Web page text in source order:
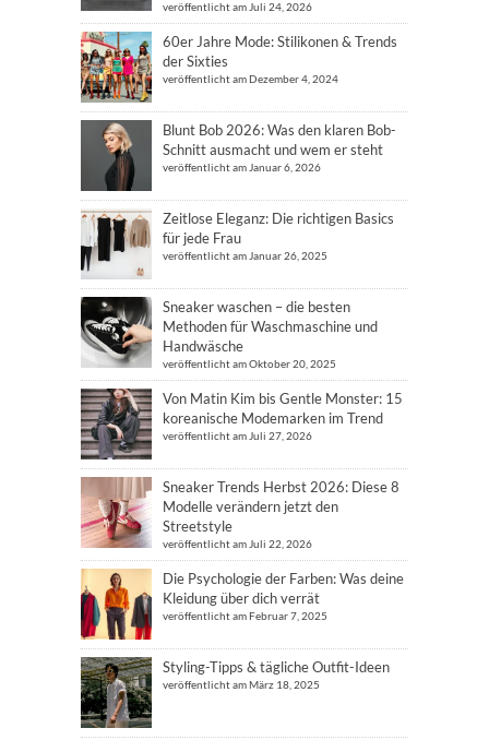
veröffentlicht am Juli 24, 2026
60er Jahre Mode: Stilikonen & Trends
der Sixties
veröffentlicht am Dezember 4, 2024
Blunt Bob 2026: Was den klaren Bob-
Schnitt ausmacht und wem er steht
veröffentlicht am Januar 6, 2026
Zeitlose Eleganz: Die richtigen Basics
für jede Frau
veröffentlicht am Januar 26, 2025
Sneaker waschen – die besten
Methoden für Waschmaschine und
Handwäsche
veröffentlicht am Oktober 20, 2025
Von Matin Kim bis Gentle Monster: 15
koreanische Modemarken im Trend
veröffentlicht am Juli 27, 2026
Sneaker Trends Herbst 2026: Diese 8
Modelle verändern jetzt den
Streetstyle
veröffentlicht am Juli 22, 2026
Die Psychologie der Farben: Was deine
Kleidung über dich verrät
veröffentlicht am Februar 7, 2025
Styling-Tipps & tägliche Outfit-Ideen
veröffentlicht am März 18, 2025